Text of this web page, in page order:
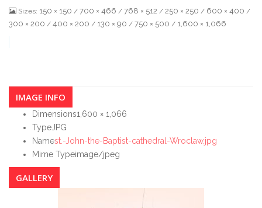
Sizes: 150 × 150 / 700 × 466 / 768 × 512 / 250 × 250 / 600 × 400 /
300 × 200 / 400 × 200 / 130 × 90 / 750 × 500 / 1,600 × 1,066
IMAGE INFO
Dimensions1,600 × 1,066
Type JPG
Namest.-John-the-Baptist-cathedral-Wroclaw.jpg
Mime Typeimage/jpeg
GALLERY